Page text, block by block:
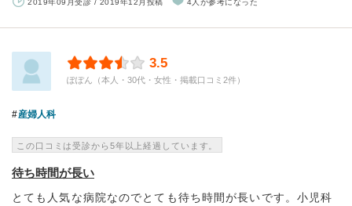
2019年09月受診 / 2019年12月投稿 4人が参考になった
3.5
ぽぽん（本人・30代・女性・掲載口コミ2件）
産婦人科
この口コミは受診から5年以上経過しています。
待ち時間が長い
とても人気な病院なのでとても待ち時間が長いです。小児科